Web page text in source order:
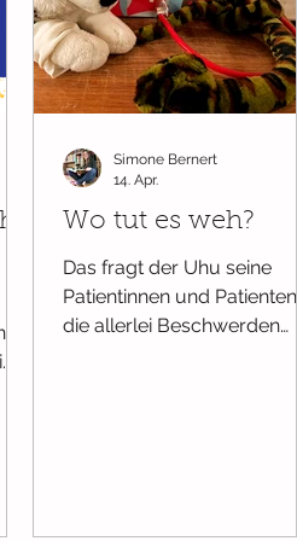
Ab 18 Monaten
Wo tut es weh?
Das fragt der Uhu seine
Patientinnen und Patienten,
die allerlei Beschwerden
Simone Bernert
14. Apr.